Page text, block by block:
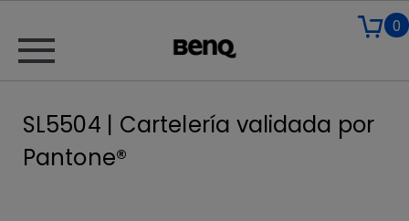
0
SL5504 | Cartelería validada por
Pantone®